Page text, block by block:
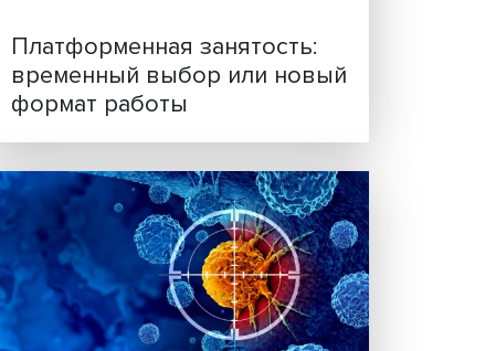
и
Платформенная
временный выбор или
формат работы